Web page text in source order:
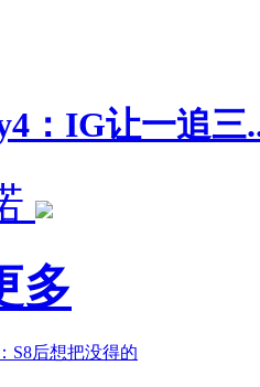
：IG让一追三
多